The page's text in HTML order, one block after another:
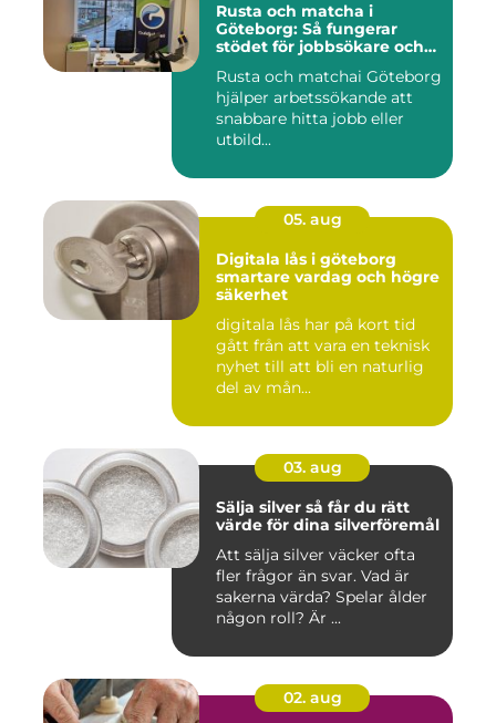
Rusta och matcha i
Göteborg: Så fungerar
stödet för jobbsökare och
Rusta och matchai Göteborg
hjälper arbetssökande att
snabbare hitta jobb eller
utbild...
05. aug
Digitala lås i göteborg
smartare vardag och högre
säkerhet
digitala lås har på kort tid
gått från att vara en teknisk
nyhet till att bli en naturlig
del av mån...
03. aug
Sälja silver så får du rätt
värde för dina silverföremål
Att sälja silver väcker ofta
fler frågor än svar. Vad är
sakerna värda? Spelar ålder
någon roll? Är ...
02. aug